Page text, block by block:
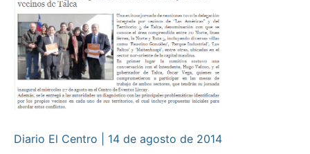
Diario El Centro | 14 de agosto de 2014